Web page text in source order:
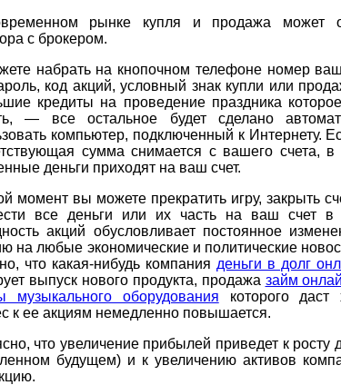
рынке купля и продажа может
с брокером.
набрать на кнопочном телефоне номер
код акций, условный знак купли или
кредиты на проведение праздника
— все остальное будет сделано
компьютер, подключенный к Интернету.
сумма снимается с вашего счета,
деньги приходят на ваш счет.
момент вы можете прекратить игру, закрыть
все деньги или их часть на ваш счет в
акций обусловливает постоянное
на любые экономические и политические
что какая-нибудь компания деньги в долг
выпуск нового продукта, продажа займ
музыкального оборудования которого
к ее акциям немедленно повышается.
что увеличение прибылей приведет к росту
будущем) и к увеличению активов